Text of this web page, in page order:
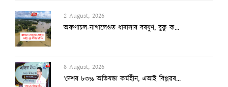
2 August, 2026
অৰুণাচল-নাগালেণ্ডত ধাৰাসাৰ বৰষুণ, বুকু ক...
8 August, 2026
‘দেশৰ ৮৩% অভিযন্তা কৰ্মহীন, এআই বিপ্লৱৰ...